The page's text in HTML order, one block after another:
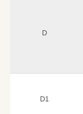
D
D1